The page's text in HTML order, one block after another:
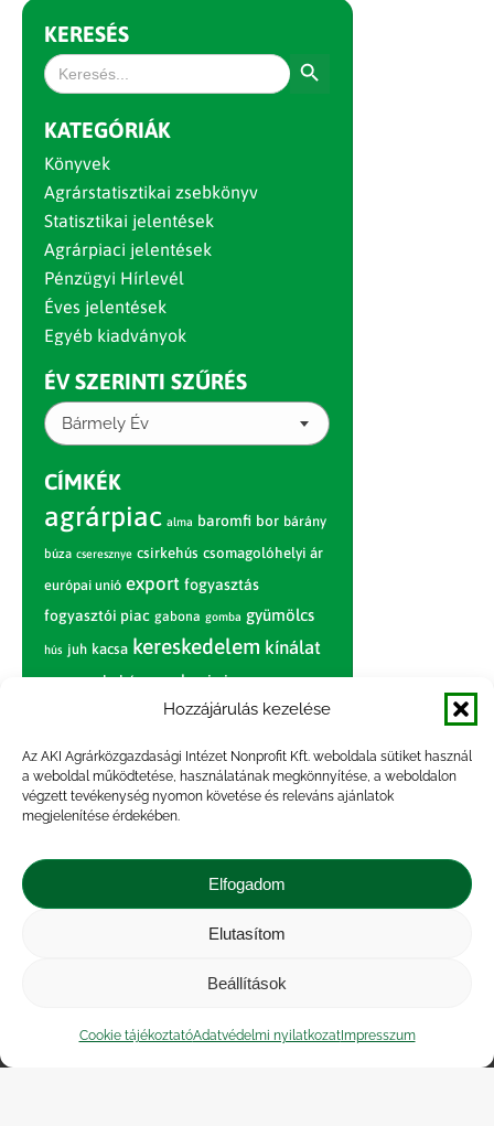
Hozzájárulás kezelése
Az AKI Agrárközgazdasági Intézet Nonprofit Kft. weboldala sütiket használ
a weboldal működtetése, használatának megkönnyítése, a weboldalon
végzett tevékenység nyomon követése és releváns ajánlatok
megjelenítése érdekében.
Elfogadom
Elutasítom
Beállítások
Cookie tájékoztatóAdatvédelmi nyilatkozatImpresszum
KERESÉS
Search
for:
KATEGÓRIÁK
Könyvek
Agrárstatisztikai zsebkönyv
Statisztikai jelentések
Agrárpiaci jelentések
Pénzügyi Hírlevél
Éves jelentések
Egyéb kiadványok
ÉV SZERINTI SZŰRÉS
Bármely Év
CÍMKÉK
agrárpiac alma baromfi bor bárány
búza cseresznye csirkehús csomagolóhelyi ár
európai unió export fogyasztás
fogyasztói piac gabona gomba gyümölcs
hús juh kacsa kereskedelem kínálat
körte marhahús nagybani piac narancs
nemzetközi árinformációk
paradicsom piac piaci jelentés
pulyka pulykahús sertés sertéshús
szarvasmarha termelés
termelői
zöldség árak
átlagárértékesítési ár
Közérdekű adatok
| Adatvédelmi nyilatkozat
|